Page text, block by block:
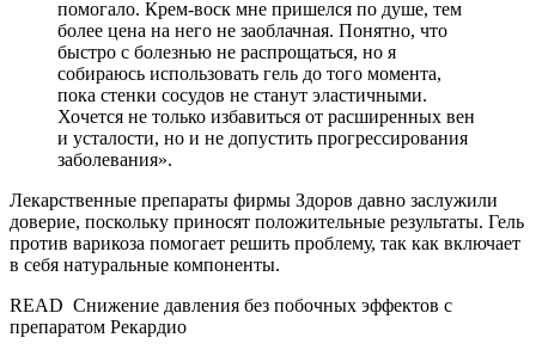
помогало. Крем-воск мне пришелся по душе, тем
более цена на него не заоблачная. Понятно, что
быстро с болезнью не распрощаться, но я
собираюсь использовать гель до того момента,
пока стенки сосудов не станут эластичными.
Хочется не только избавиться от расширенных вен
и усталости, но и не допустить прогрессирования
заболевания».
Лекарственные препараты фирмы Здоров давно заслужили
доверие, поскольку приносят положительные результаты. Гель
против варикоза помогает решить проблему, так как включает
в себя натуральные компоненты.
READ Снижение давления без побочных эффектов с
препаратом Рекардио